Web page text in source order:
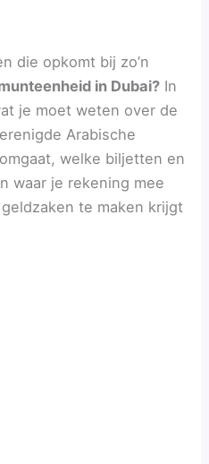
die opkomt bij zo’n
in Dubai? In
je moet weten over de
Arabische
welke biljetten en
waar je rekening mee
te maken krijgt